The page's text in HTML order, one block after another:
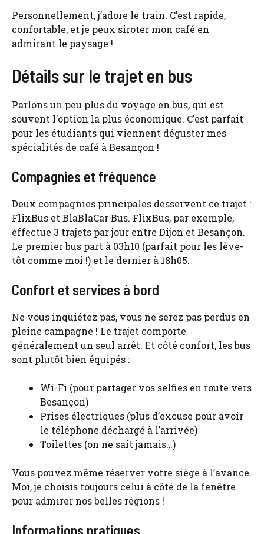
Personnellement, j’adore le train. C’est rapide,
confortable, et je peux siroter mon café en
admirant le paysage !
Détails sur le trajet en bus
Parlons un peu plus du voyage en bus, qui est
souvent l’option la plus économique. C’est parfait
pour les étudiants qui viennent déguster mes
spécialités de café à Besançon !
Compagnies et fréquence
Deux compagnies principales desservent ce trajet :
FlixBus et BlaBlaCar Bus. FlixBus, par exemple,
effectue 3 trajets par jour entre Dijon et Besançon.
Le premier bus part à 03h10 (parfait pour les lève-
tôt comme moi !) et le dernier à 18h05.
Confort et services à bord
Ne vous inquiétez pas, vous ne serez pas perdus en
pleine campagne ! Le trajet comporte
généralement un seul arrêt. Et côté confort, les bus
sont plutôt bien équipés :
Wi-Fi (pour partager vos selfies en route vers
Besançon)
Prises électriques (plus d’excuse pour avoir
le téléphone déchargé à l’arrivée)
Toilettes (on ne sait jamais…)
Vous pouvez même réserver votre siège à l’avance.
Moi, je choisis toujours celui à côté de la fenêtre
pour admirer nos belles régions !
Informations pratiques